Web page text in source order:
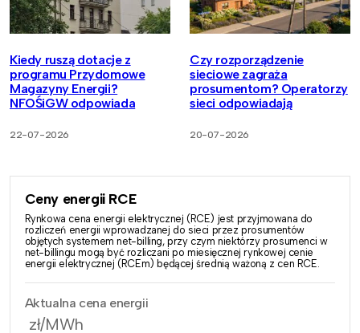
Kiedy ruszą dotacje z
programu Przydomowe
Magazyny Energii?
NFOŚiGW odpowiada
22-07-2026
Czy rozporządzenie
sieciowe zagraża
prosumentom? Operatorzy
sieci odpowiadają
20-07-2026
Ceny energii RCE
Rynkowa cena energii elektrycznej (RCE) jest przyjmowana do
rozliczeń energii wprowadzanej do sieci przez prosumentów
objętych systemem net-billing, przy czym niektórzy prosumenci w
net-billingu mogą być rozliczani po miesięcznej rynkowej cenie
energii elektrycznej (RCEm) będącej średnią ważoną z cen RCE.
Aktualna cena energii
zł/MWh